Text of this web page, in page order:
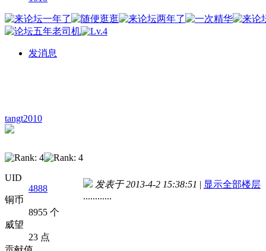
发消息
tangt2010
UID
4888
铜币
8955 个
威望
23 点
发表于 2013-4-2 15:38:51 | 显示全部楼层
............